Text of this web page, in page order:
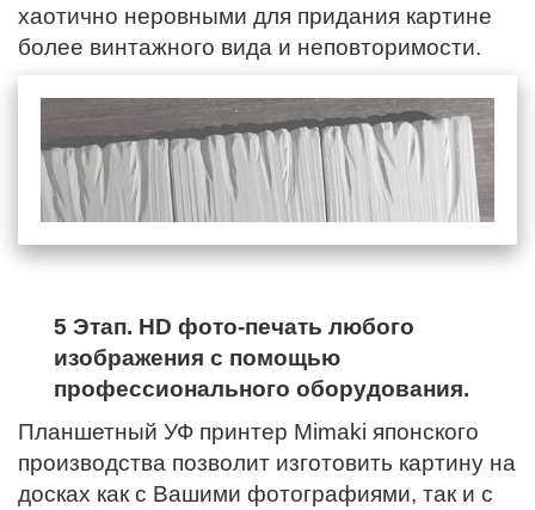
хаотично неровными для придания картине
более винтажного вида и неповторимости.
5 Этап. HD фото-печать любого
изображения с помощью
профессионального оборудования.
Планшетный УФ принтер Mimaki японского
производства позволит изготовить картину на
досках как с Вашими фотографиями, так и с